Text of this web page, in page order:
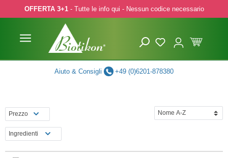
to main content
Skip to search
Skip to main navigation
OFFERTA 3+1- Tutte le info qui - Nessun codice necessario
Aiuto & Consigli +49 (0)6201-878380
Prezzo
Ingredienti